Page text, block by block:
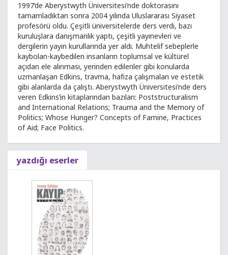
1997’de Aberystwyth Üniversitesi’nde doktorasını
tamamladıktan sonra 2004 yılında Uluslararası Siyaset
profesörü oldu. Çeşitli üniversitelerde ders verdi, bazı
kuruluşlara danışmanlık yaptı, çeşitli yayınevleri ve
dergilerin yayın kurullarında yer aldı. Muhtelif sebeplerle
kaybolan-kaybedilen insanların toplumsal ve kültürel
açıdan ele alınması, yerinden edilenler gibi konularda
uzmanlaşan Edkins, travma, hafıza çalışmaları ve estetik
gibi alanlarda da çalıştı. Aberystwyth Üniversitesi’nde ders
veren Edkins’in kitaplarından bazıları: Poststructuralism
and International Relations; Trauma and the Memory of
Politics; Whose Hunger? Concepts of Famine, Practices
of Aid; Face Politics.
yazdığı eserler